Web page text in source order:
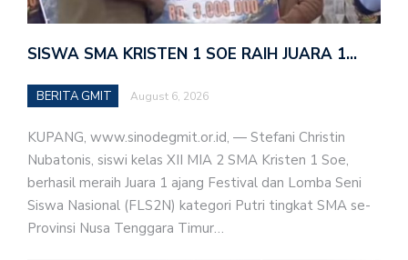
SISWA SMA KRISTEN 1 SOE RAIH JUARA 1…
BERITA GMIT August 6, 2026
KUPANG, www.sinodegmit.or.id, — Stefani Christin
Nubatonis, siswi kelas XII MIA 2 SMA Kristen 1 Soe,
berhasil meraih Juara 1 ajang Festival dan Lomba Seni
Siswa Nasional (FLS2N) kategori Putri tingkat SMA se-
Provinsi Nusa Tenggara Timur…